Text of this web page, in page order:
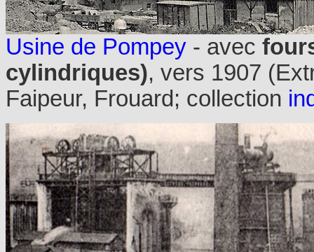
Usine de Pompey - avec
cylindriques), vers 1907
Faipeur, Frouard; collection